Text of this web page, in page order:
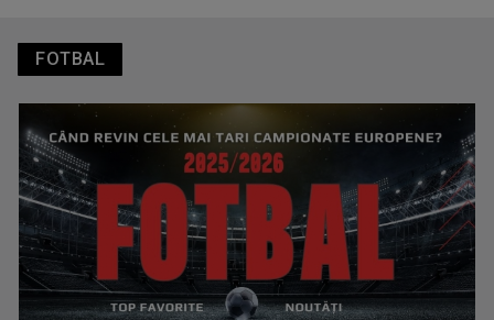
TVR Sport transmite în direct semifinalele și finalele
FOTBAL